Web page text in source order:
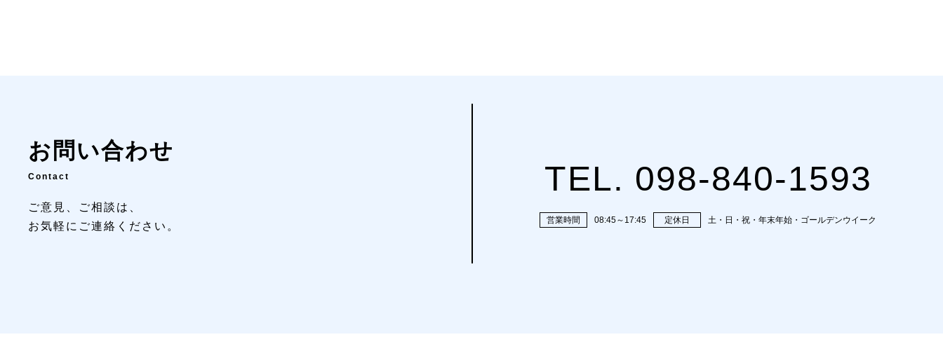
お問い合わせ
Contact
ご意見、ご相談は、
お気軽にご連絡ください。
TEL. 098-840-1593
営業時間 08:45～17:45 定休日 土・日・祝・年末年始・ゴールデンウイーク